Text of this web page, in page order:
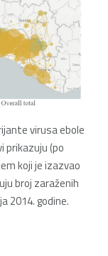
virusa ebole
prikazuju (po
koji je izazvao
broj zaraženih
2014. godine.